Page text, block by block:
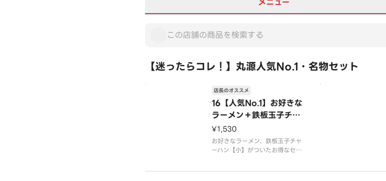
【迷ったらコレ！】丸源人気No.1・名物セット
16【人気No.1】お好きな
ラーメン＋鉄板玉子チャ
ーハン【小】セット
店長のオススメ
¥1,530
お好きなラーメン、鉄板玉子チャ
ーハン【小】がついたお得なセッ